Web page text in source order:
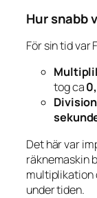
Hur snabb
För sin tid var
tog ca
Det här var
räknemaskin
multiplikation
under tiden.